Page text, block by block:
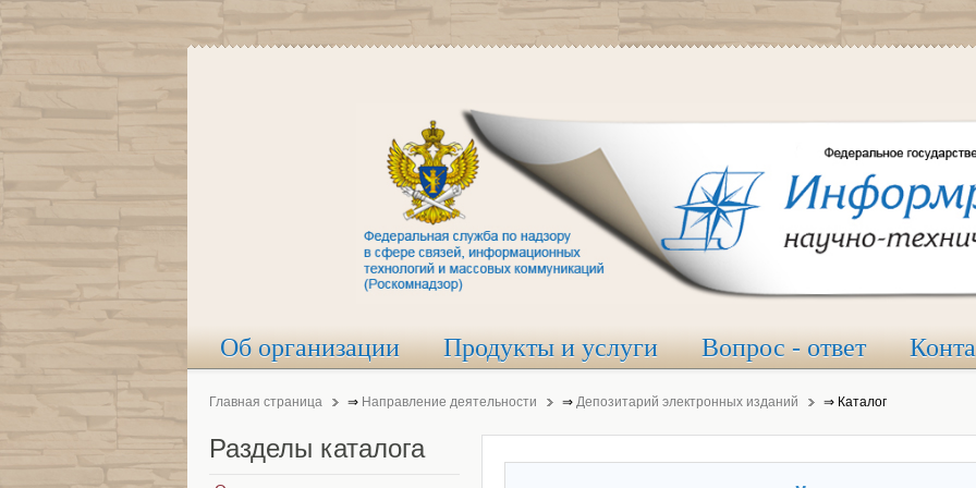
Об организации Продукты и услуги Вопрос - ответ
Главная страница ⇒ Направление деятельности ⇒ Депозитарий электронных изданий ⇒ Каталог
Разделы каталога